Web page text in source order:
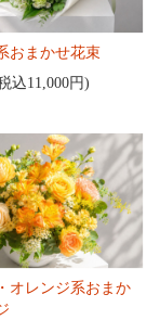
おまかせ花束
込11,000円)
オレンジ系おまか